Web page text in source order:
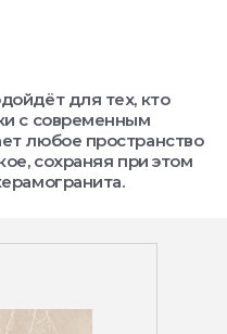
для тех, кто
с современным
любое пространство
сохраняя при этом